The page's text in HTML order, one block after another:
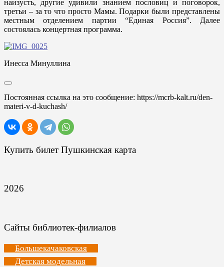
наизусть, другие удивили знанием пословиц и поговорок,
третьи – за то что просто Мамы. Подарки были представлены
местным отделением партии “Единая Россия”. Далее
состоялась концертная программа.
Инесса Минуллина
Постоянная ссылка на это сообщение: https://mcrb-kalt.ru/den-
materi-v-d-kuchash/
Купить билет Пушкинская карта
2026
Сайты библиотек-филиалов
Большекачаковская
Детская модельная